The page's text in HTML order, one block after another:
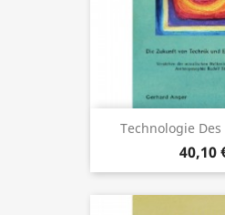
Technologie Des
40,10